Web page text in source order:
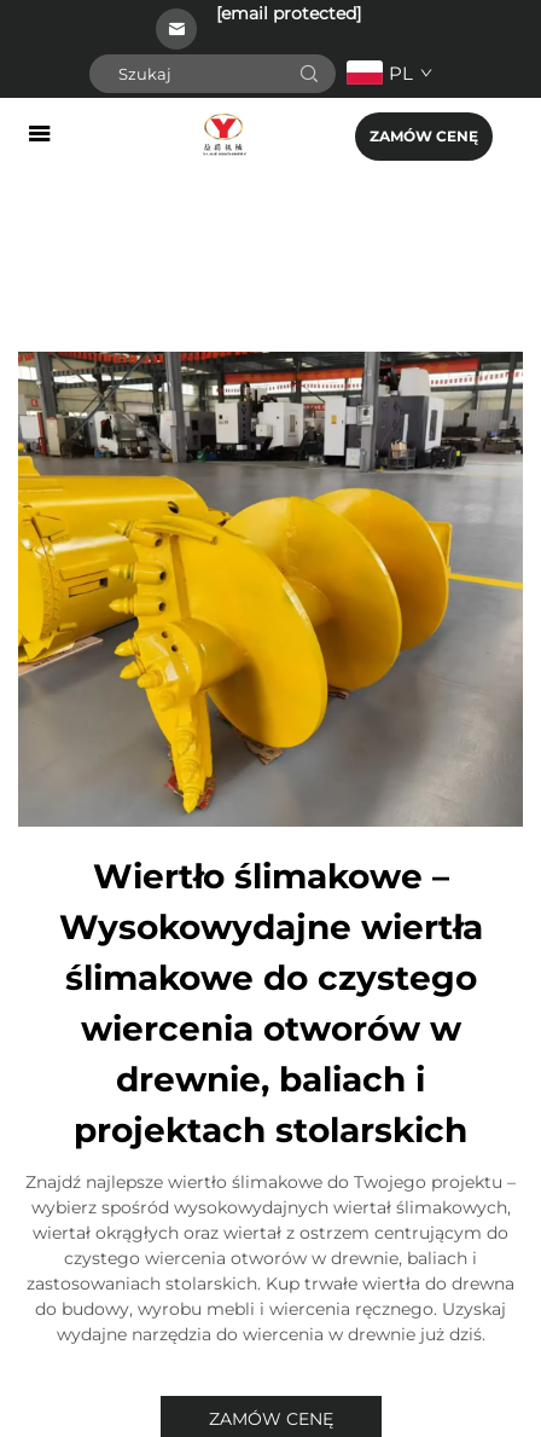
[email protected]
PL
ZAMÓW CENĘ
Wiertło ślimakowe –
Wysokowydajne wiertła
ślimakowe do czystego
wiercenia otworów w
drewnie, baliach i
projektach stolarskich
Znajdź najlepsze wiertło ślimakowe do Twojego projektu –
wybierz spośród wysokowydajnych wiertał ślimakowych,
wiertał okrągłych oraz wiertał z ostrzem centrującym do
czystego wiercenia otworów w drewnie, baliach i
zastosowaniach stolarskich. Kup trwałe wiertła do drewna
do budowy, wyrobu mebli i wiercenia ręcznego. Uzyskaj
wydajne narzędzia do wiercenia w drewnie już dziś.
ZAMÓW CENĘ